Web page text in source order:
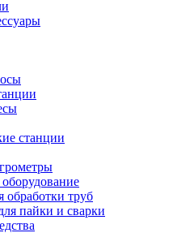
станции
обработки труб
пайки и сварки